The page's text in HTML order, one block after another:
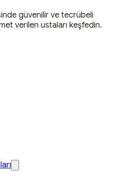
güvenilir ve tecrübeli
verilen ustaları keşfedin.